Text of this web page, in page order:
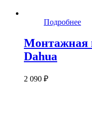
Подробнее
Монтажная
Dahua
2 090 ₽